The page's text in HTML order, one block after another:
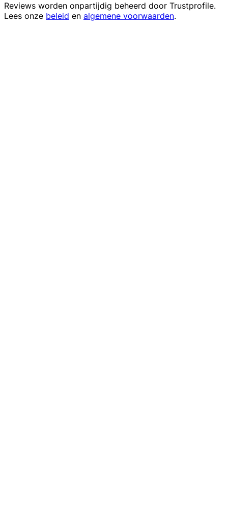
Reviews worden onpartijdig beheerd door Trustprofile.
Lees onze beleid en algemene voorwaarden.